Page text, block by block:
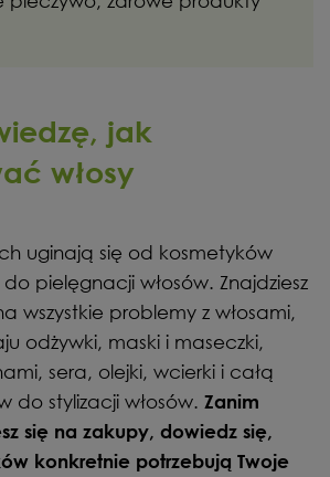
jak
włosy
uginają się od kosmetyków
pielęgnacji włosów. Znajdziesz
wszystkie problemy z włosami,
odżywki, maski i maseczki,
sera, olejki, wcierki i całą
do stylizacji włosów. Zanim
się na zakupy, dowiedz się,
konkretnie potrzebują Twoje